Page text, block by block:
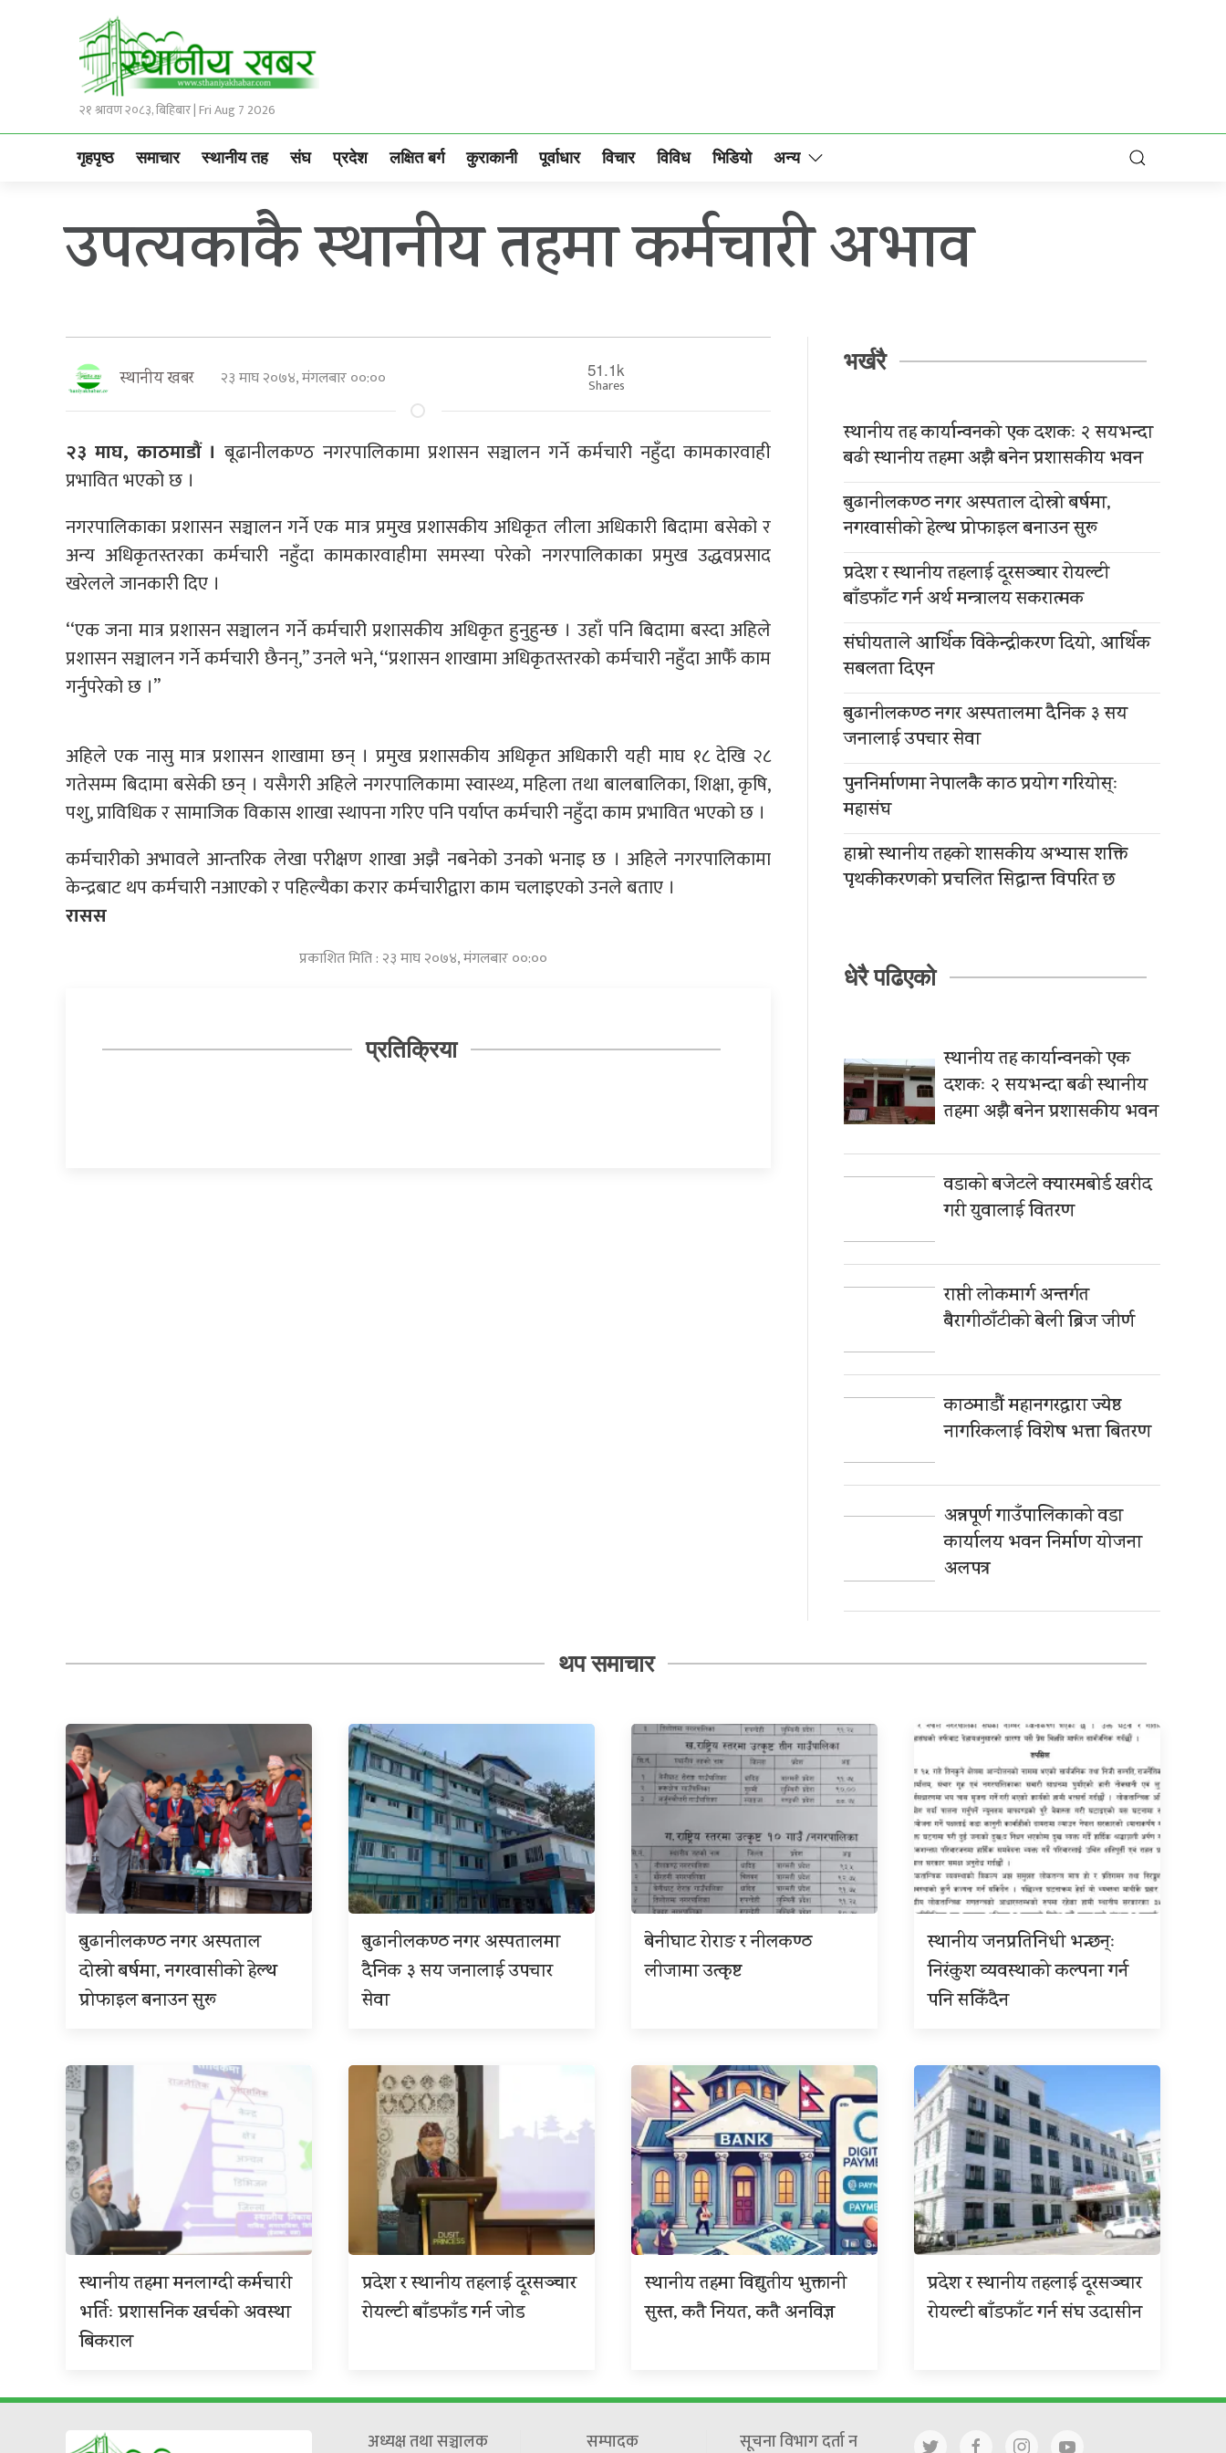
२१ श्रावण २०८३, बिहिबार | Fri Aug 7 2026
गृहपृष्ठ समाचार स्थानीय तह संघ प्रदेश लक्षित बर्ग कुराकानी पूर्वाधार विचार विविध भिडियो अन्य
उपत्यकाकै स्थानीय तहमा कर्मचारी अभाव
स्थानीय खबर २३ माघ २०७४, मंगलबार ००:०० 51.1k
Shares
२३ माघ, काठमाडौं । बूढानीलकण्ठ नगरपालिकामा प्रशासन सञ्चालन गर्ने कर्मचारी नहुँदा कामकारवाही
प्रभावित भएको छ ।
नगरपालिकाका प्रशासन सञ्चालन गर्ने एक मात्र प्रमुख प्रशासकीय अधिकृत लीला अधिकारी बिदामा बसेको र
अन्य अधिकृतस्तरका कर्मचारी नहुँदा कामकारवाहीमा समस्या परेको नगरपालिकाका प्रमुख उद्धवप्रसाद
खरेलले जानकारी दिए ।
‘‘एक जना मात्र प्रशासन सञ्चालन गर्ने कर्मचारी प्रशासकीय अधिकृत हुनुहुन्छ । उहाँ पनि बिदामा बस्दा अहिले
प्रशासन सञ्चालन गर्ने कर्मचारी छैनन्,’’ उनले भने, ‘‘प्रशासन शाखामा अधिकृतस्तरको कर्मचारी नहुँदा आफैँ काम
गर्नुपरेको छ ।’’
अहिले एक नासु मात्र प्रशासन शाखामा छन् । प्रमुख प्रशासकीय अधिकृत अधिकारी यही माघ १८ देखि २८
गतेसम्म बिदामा बसेकी छन् । यसैगरी अहिले नगरपालिकामा स्वास्थ्य, महिला तथा बालबालिका, शिक्षा, कृषि,
पशु, प्राविधिक र सामाजिक विकास शाखा स्थापना गरिए पनि पर्याप्त कर्मचारी नहुँदा काम प्रभावित भएको छ ।
कर्मचारीको अभावले आन्तरिक लेखा परीक्षण शाखा अझै नबनेको उनको भनाइ छ । अहिले नगरपालिकामा
केन्द्रबाट थप कर्मचारी नआएको र पहिल्यैका करार कर्मचारीद्वारा काम चलाइएको उनले बताए ।
रासस
प्रकाशित मिति : २३ माघ २०७४, मंगलबार ००:००
प्रतिक्रिया
भर्खरै
स्थानीय तह कार्यान्वनको एक दशकः २ सयभन्दा
बढी स्थानीय तहमा अझै बनेन प्रशासकीय भवन
बुढानीलकण्ठ नगर अस्पताल दोस्रो बर्षमा,
नगरवासीको हेल्थ प्रोफाइल बनाउन सुरू
प्रदेश र स्थानीय तहलाई दूरसञ्चार रोयल्टी
बाँडफाँट गर्न अर्थ मन्त्रालय सकरात्मक
संघीयताले आर्थिक विकेन्द्रीकरण दियो, आर्थिक
सबलता दिएन
बुढानीलकण्ठ नगर अस्पतालमा दैनिक ३ सय
जनालाई उपचार सेवा
पुननिर्माणमा नेपालकै काठ प्रयोग गरियोस्ः
महासंघ
हाम्रो स्थानीय तहको शासकीय अभ्यास शक्ति
पृथकीकरणको प्रचलित सिद्धान्त विपरित छ
धेरै पढिएको
स्थानीय तह कार्यान्वनको एक
दशकः २ सयभन्दा बढी स्थानीय
तहमा अझै बनेन प्रशासकीय भवन
वडाको बजेटले क्यारमबोर्ड खरीद
गरी युवालाई वितरण
राप्ती लोकमार्ग अन्तर्गत
बैरागीठाँटीको बेली ब्रिज जीर्ण
काठमाडौं महानगरद्वारा ज्येष्ठ
नागरिकलाई विशेष भत्ता बितरण
अन्नपूर्ण गाउँपालिकाको वडा
कार्यालय भवन निर्माण योजना
अलपत्र
थप समाचार
बुढानीलकण्ठ नगर अस्पताल
दोस्रो बर्षमा, नगरवासीको हेल्थ
प्रोफाइल बनाउन सुरू
बुढानीलकण्ठ नगर अस्पतालमा
दैनिक ३ सय जनालाई उपचार
सेवा
बेनीघाट रोराङ र नीलकण्ठ
लीजामा उत्कृष्ट
स्थानीय जनप्रतिनिधी भन्छन्ः
निरंकुश व्यवस्थाको कल्पना गर्न
पनि सकिँदैन
स्थानीय तहमा मनलाग्दी कर्मचारी
भर्तिः प्रशासनिक खर्चको अवस्था
बिकराल
प्रदेश र स्थानीय तहलाई दूरसञ्चार
रोयल्टी बाँडफाँड गर्न जोड
स्थानीय तहमा विद्युतीय भुक्तानी
सुस्त, कतै नियत, कतै अनविज्ञ
प्रदेश र स्थानीय तहलाई दूरसञ्चार
रोयल्टी बाँडफाँट गर्न संघ उदासीन
अध्यक्ष तथा सञ्चालक सम्पादक सूचना विभाग दर्ता न